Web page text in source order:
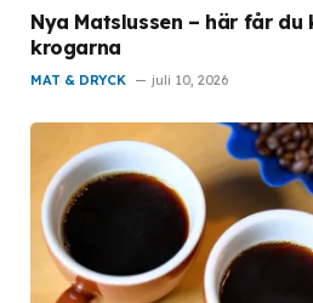
Nya Matslussen – här får
krogarna
MAT & DRYCK juli 10, 2026